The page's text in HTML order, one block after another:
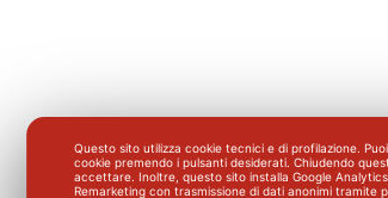
Questo sito utilizza cookie tecnici e di profilazione.
cookie premendo i pulsanti desiderati. Chiudendo
accettare. Inoltre, questo sito installa Google
Remarketing con trasmissione di dati anonimi tramite